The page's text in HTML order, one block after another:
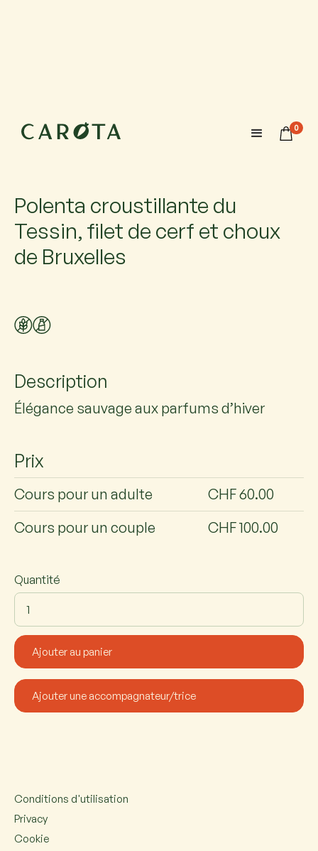
0
28 octobre 2026
Maximum 6 participants avec 1 accompagnateur chacun.
Polenta croustillante du
Tessin, filet de cerf et choux
de Bruxelles
Description
Élégance sauvage aux parfums d’hiver
Prix
Cours pour un adulte
CHF 60.00
Cours pour un couple
CHF 100.00
Quantité
Conditions d'utilisation
Privacy
Cookie